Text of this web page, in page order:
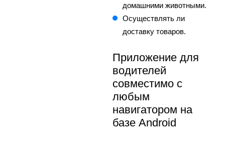
домашними животными.
Осуществлять ли
доставку товаров.
Приложение для
водителей
совместимо с
любым
навигатором на
базе Android